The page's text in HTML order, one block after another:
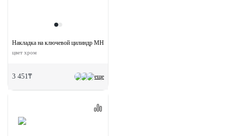
еще
Накладка на ключевой цилиндр MH-KH-CLASSIC PC круглая
цвет хром
3 451₸